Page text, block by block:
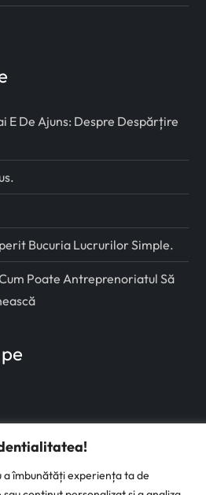
îmbunătăți experiența ta de
E De Ajuns: Despre Despărțire
Bucuria Lucrurilor Simple.
Poate Antreprenoriatul Să